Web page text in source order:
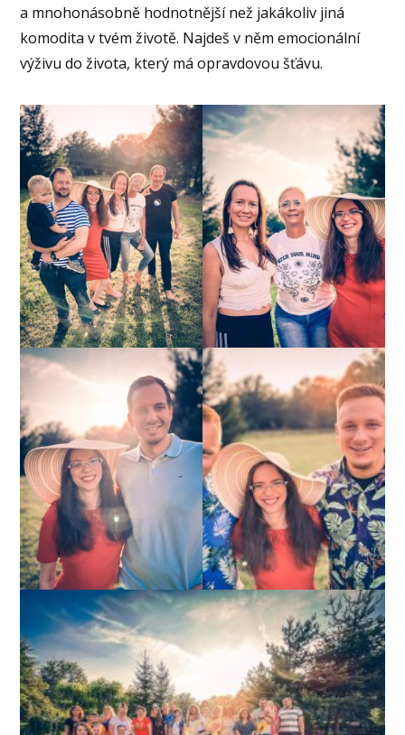
a mnohonásobně hodnotnější než jakákoliv jiná
komodita v tvém životě. Najdeš v něm emocionální
výživu do života, který má opravdovou šťávu.